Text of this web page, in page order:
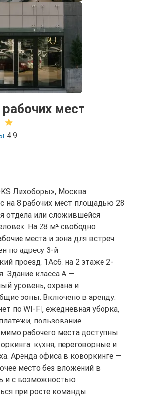
мест
4.9
Лихоборы», Москва:
на 8 рабочих мест площадью 28
отдела или сложившейся
На 28 м² свободно
места и зона для встреч.
по адресу 3-й
проезд, 1Ас6, на 2 этаже 2-
Здание класса A —
уровень, охрана и
зоны. Включено в аренду:
по WI-FI, ежедневная уборка,
пользование
рабочего места доступны
кухня, переговорные и
Аренда офиса в коворкинге —
место без вложений в
и с возможностью
при росте команды.